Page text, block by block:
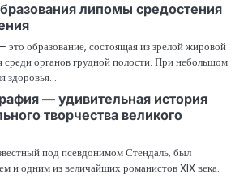
липомы средостения
это образование, состоящая из зрелой жировой
среди органов грудной полости. При небольшом
здоровья…
— удивительная история
творчества великого
под псевдонимом Стендаль, был
и одним из величайших романистов XIX века.